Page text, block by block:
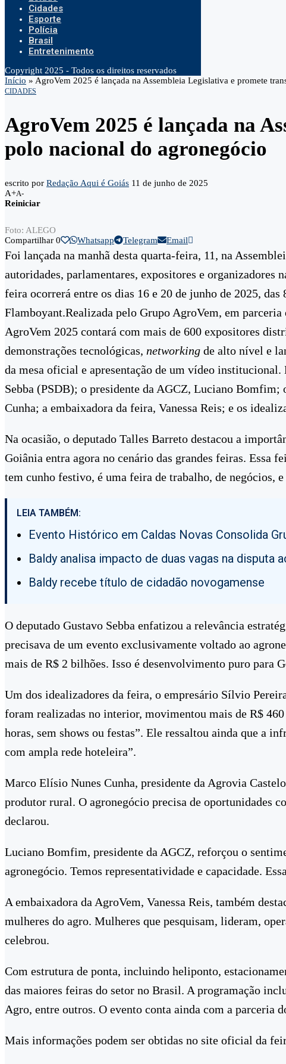
Cidades
Esporte
Polícia
Brasil
Entretenimento
Copyright 2025 - Todos os direitos reservados
Início » AgroVem 2025 é lançada na Assembleia Legislativa e promete
CIDADES
AgroVem 2025 é lançada na
polo nacional do agronegócio
escrito por Redação Aqui é Goiás 11 de junho de 2025
A+A-
Reiniciar
Foto: ALEGO
Compartilhar 0 Whatsapp Telegram Email
Foi lançada na manhã desta quarta-feira, 11, na
autoridades, parlamentares, expositores e organizadores
feira ocorrerá entre os dias 16 e 20 de junho de 2025,
Flamboyant.Realizada pelo Grupo AgroVem, em
AgroVem 2025 contará com mais de 600 expositores
demonstrações tecnológicas, networking de alto nível e
da mesa oficial e apresentação de um vídeo
Sebba (PSDB); o presidente da AGCZ, Luciano
Cunha; a embaixadora da feira, Vanessa Reis; e os
Na ocasião, o deputado Talles Barreto destacou a
Goiânia entra agora no cenário das grandes feiras. Essa
tem cunho festivo, é uma feira de trabalho, de negócios,
LEIA TAMBÉM:
Evento Histórico em Caldas Novas Consolida
Baldy analisa impacto de duas vagas na disputa
Baldy recebe título de cidadão novogamense
O deputado Gustavo Sebba enfatizou a relevância
precisava de um evento exclusivamente voltado ao
mais de R$ 2 bilhões. Isso é desenvolvimento puro para
Um dos idealizadores da feira, o empresário Sílvio
foram realizadas no interior, movimentou mais de R$
horas, sem shows ou festas”. Ele ressaltou ainda que a
com ampla rede hoteleira”.
Marco Elísio Nunes Cunha, presidente da Agrovia
produtor rural. O agronegócio precisa de oportunidades
declarou.
Luciano Bomfim, presidente da AGCZ, reforçou o
agronegócio. Temos representatividade e capacidade.
A embaixadora da AgroVem, Vanessa Reis, também
mulheres do agro. Mulheres que pesquisam, lideram,
celebrou.
Com estrutura de ponta, incluindo heliponto,
das maiores feiras do setor no Brasil. A programação
Agro, entre outros. O evento conta ainda com a parceria
Mais informações podem ser obtidas no site oficial da